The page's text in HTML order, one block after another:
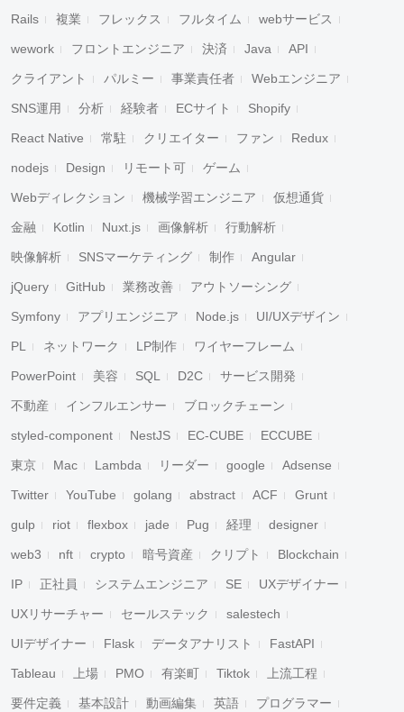
Rails 複業 フレックス フルタイム webサービス
wework フロントエンジニア 決済 Java API
クライアント パルミー 事業責任者 Webエンジニア
SNS運用 分析 経験者 ECサイト Shopify
React Native 常駐 クリエイター ファン Redux
nodejs Design リモート可 ゲーム
Webディレクション 機械学習エンジニア 仮想通貨
金融 Kotlin Nuxt.js 画像解析 行動解析
映像解析 SNSマーケティング 制作 Angular
jQuery GitHub 業務改善 アウトソーシング
Symfony アプリエンジニア Node.js UI/UXデザイン
PL ネットワーク LP制作 ワイヤーフレーム
PowerPoint 美容 SQL D2C サービス開発
不動産 インフルエンサー ブロックチェーン
styled-component NestJS EC-CUBE ECCUBE
東京 Mac Lambda リーダー google Adsense
Twitter YouTube golang abstract ACF Grunt
gulp riot flexbox jade Pug 経理 designer
web3 nft crypto 暗号資産 クリプト Blockchain
IP 正社員 システムエンジニア SE UXデザイナー
UXリサーチャー セールステック salestech
UIデザイナー Flask データアナリスト FastAPI
Tableau 上場 PMO 有楽町 Tiktok 上流工程
要件定義 基本設計 動画編集 英語 プログラマー